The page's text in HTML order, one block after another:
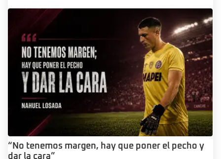
“No tenemos margen, hay que poner el pecho y
dar la cara”